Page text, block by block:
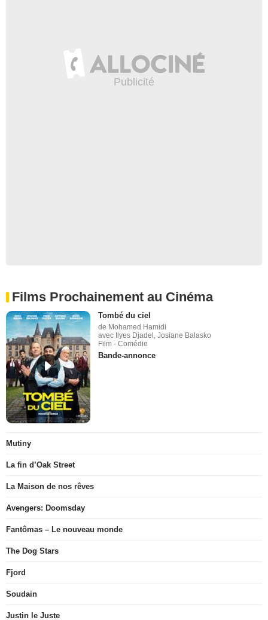
Films Prochainement au Cinéma
Tombé du ciel
de Mohamed Hamidi
avec Ilyes Djadel, Josiane Balasko
Film - Comédie
Bande-annonce
Mutiny
La fin d’Oak Street
La Maison de nos rêves
Avengers: Doomsday
Fantômas – Le nouveau monde
The Dog Stars
Fjord
Soudain
Justin le Juste